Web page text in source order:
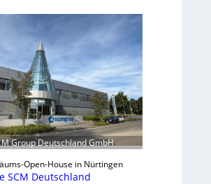
f
s
j
a
h
r
r
r
e
t
e
r
f
ü
r
D
a
c
Group Deutschland GmbH
Open-House in Nürtingen
SCM Deutschland